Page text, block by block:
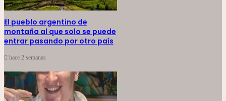
El pueblo argentino de
montaña al que solo se puede
entrar pasando por otro país
hace 2 semanas